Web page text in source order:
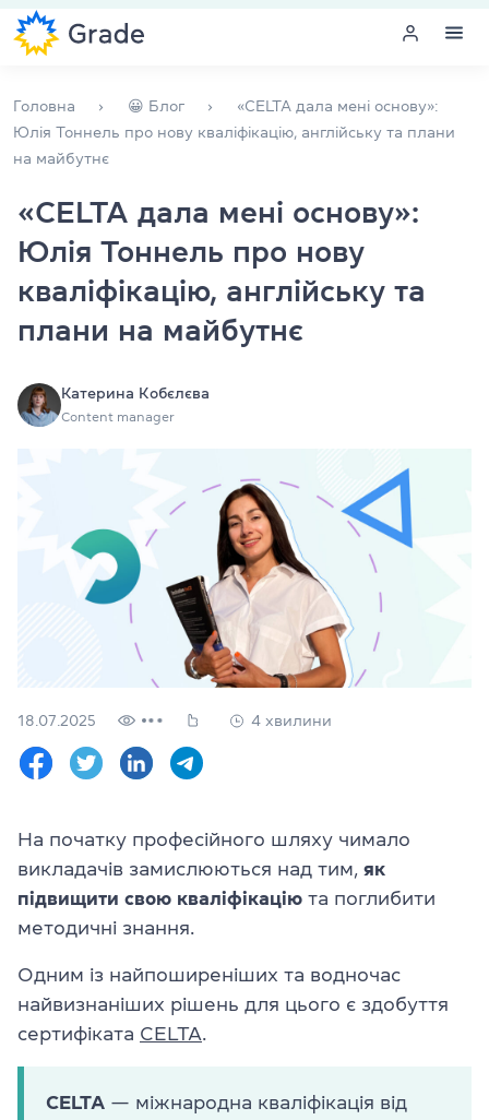
Курси англійської
Навчання для викладачів
Підготовка до іспитів
Залишити заявку
RU UK
(050) 580 11 00
(063) 580 11 00
м. Київ, метро Золоті Ворота, вул. Ярославів Вал, 13/2-б,
Дивитись на Google Maps
Головна 😀 Блог
«CELTA дала мені основу»:
Юлія Тоннель про нову кваліфікацію, англійську та плани
на майбутнє
«CELTA дала мені основу»:
Юлія Тоннель про нову
кваліфікацію, англійську та
плани на майбутнє
Катерина Кобєлєва
Content manager
18.07.2025 4 хвилини
На початку професійного шляху чимало
викладачів замислюються над тим, як
підвищити свою кваліфікацію та поглибити
методичні знання.
Одним із найпоширеніших та водночас
найвизнаніших рішень для цього є здобуття
сертифіката CELTA
CELTA — міжнародна кваліфікація від